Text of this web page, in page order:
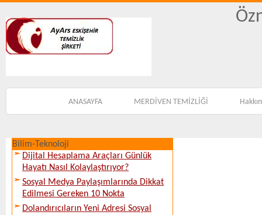
ANASAYFA MERDİVEN TEMİZLİĞİ
Bilim-Teknoloji
Dijital Hesaplama Araçları Günlük
Hayatı Nasıl Kolaylaştırıyor?
Sosyal Medya Paylaşımlarında Dikkat
Edilmesi Gereken 10 Nokta
Dolandırıcıların Yeni Adresi Sosyal